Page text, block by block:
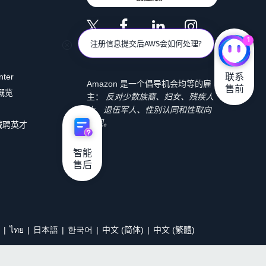
览
聘英才
Amazon 是一个倡导机会均等的雇
主：
反对少数族裔、妇女、残疾人
士、退伍军人、性别认同和性取向
歧视。
ไทย 日本語 한국어 中文 (简体) 中文 (繁體)
注册信息提交后AWS会如何处理? 1
联系
售前
智能
售后